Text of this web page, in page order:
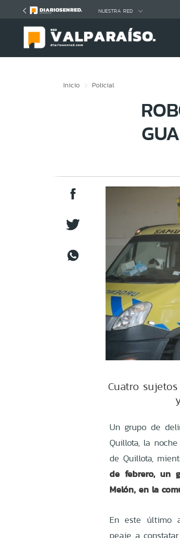
NUESTRA RED
Inicio Policial
Cuatro
Un grupo de
Quillota, la
de Quillota,
de febrero, un
Melón, en la
En este último
peaje a